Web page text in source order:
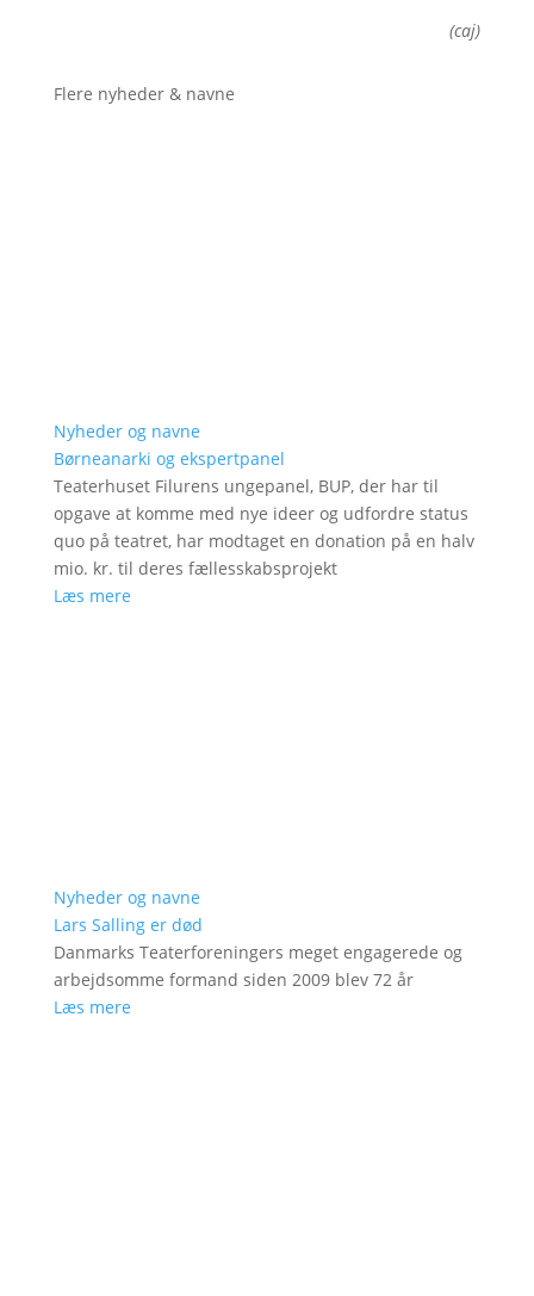
(caj)
Flere nyheder & navne
Nyheder og navne
Børneanarki og ekspertpanel
Teaterhuset Filurens ungepanel, BUP, der har til
opgave at komme med nye ideer og udfordre status
quo på teatret, har modtaget en donation på en halv
mio. kr. til deres fællesskabsprojekt
Læs mere
Nyheder og navne
Lars Salling er død
Danmarks Teaterforeningers meget engagerede og
arbejdsomme formand siden 2009 blev 72 år
Læs mere